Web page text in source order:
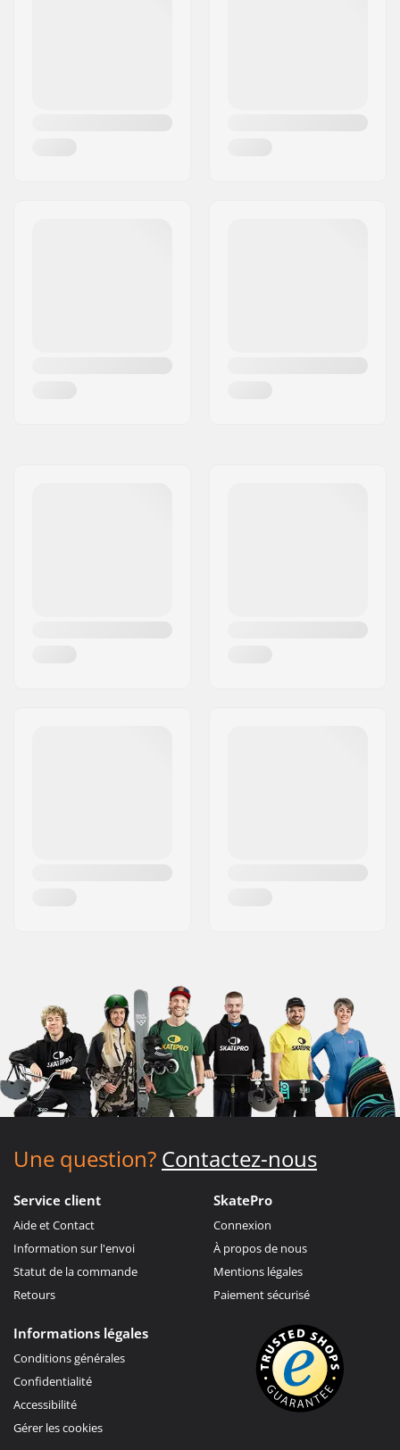
Une question? Contactez-nous
Service client
Aide et Contact
Information sur l'envoi
Statut de la commande
Retours
SkatePro
Connexion
À propos de nous
Mentions légales
Paiement sécurisé
Informations légales
Conditions générales
Confidentialité
Accessibilité
Gérer les cookies